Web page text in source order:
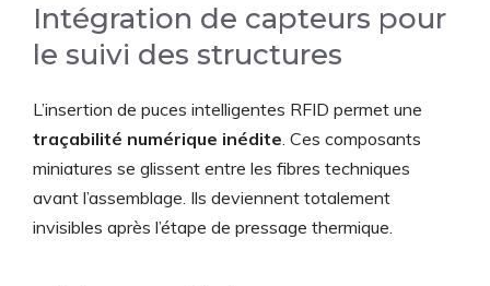
Intégration de capteurs pour
le suivi des structures
L’insertion de puces intelligentes RFID permet une
traçabilité numérique inédite. Ces composants
miniatures se glissent entre les fibres techniques
avant l’assemblage. Ils deviennent totalement
invisibles après l’étape de pressage thermique.